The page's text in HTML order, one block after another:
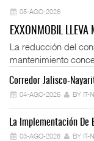
05-AGO-2026
EXXONMOBIL LLEVA
La reducción del
mantenimiento
Corredor Jalisco-
04-AGO-2026 BY IT-
La Implementación De
03-AGO-2026 BY IT-